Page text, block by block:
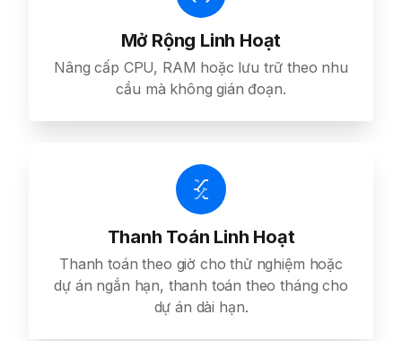
Mở Rộng Linh Hoạt
Nâng cấp CPU, RAM hoặc lưu trữ theo nhu
cầu mà không gián đoạn.
Thanh Toán Linh Hoạt
Thanh toán theo giờ cho thử nghiệm hoặc
dự án ngắn hạn, thanh toán theo tháng cho
dự án dài hạn.